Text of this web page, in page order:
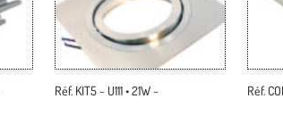
Réf. KIT5 ~ U111 • 21W ~ Réf.